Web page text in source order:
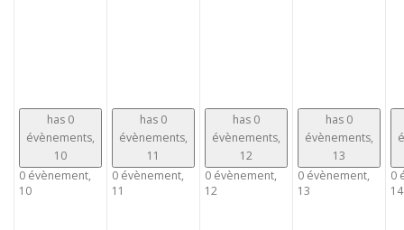
has 0
évènements,
10
0 évènement,
10
has 0
évènements,
11
0 évènement,
11
has 0
évènements,
12
0 évènement,
12
has 0
évènements,
13
0 évènement,
13
0
14